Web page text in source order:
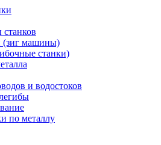
(зиг машины)
станки)
и водостоков
по металлу